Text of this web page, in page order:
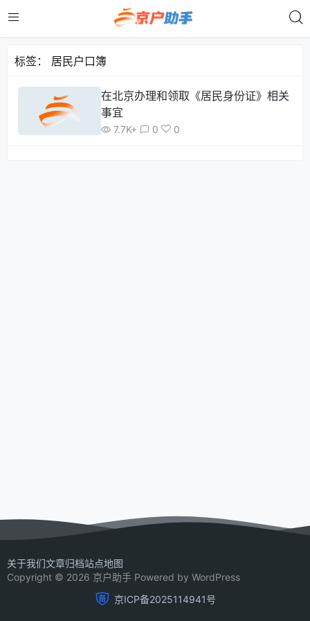
标签： 居民户口簿
在北京办理和领取《居民身份证》相关
事宜
7.7K+ 0 0
关于我们文章归档站点地图
Copyright © 2026 京户助手 Powered by WordPress
京ICP备2025114941号